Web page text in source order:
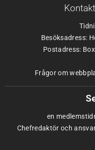
Besöksadress:
Postadress:
Frågor om
en
Chefredaktör och